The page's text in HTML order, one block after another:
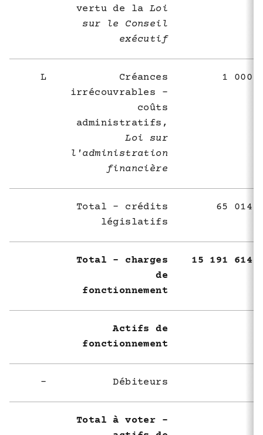
vertu de la Loi
sur le Conseil
exécutif
L
Créances
irrécouvrables -
coûts
administratifs,
Loi sur
l'administration
financière
1 000
Total - crédits
législatifs
65 014
Total - charges
de
fonctionnement
15 191 614
Actifs de
fonctionnement
- Débiteurs
Total à voter -